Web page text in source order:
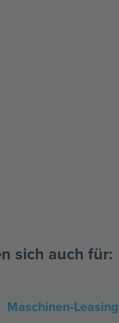
sich auch für:
Maschinen-Leasing